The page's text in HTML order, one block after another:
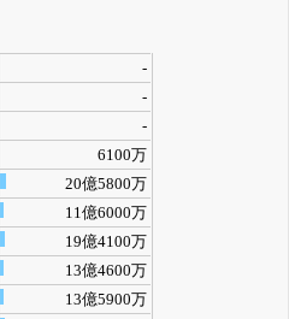
-
-
-
6100万
20億5800万
11億6000万
19億4100万
13億4600万
13億5900万